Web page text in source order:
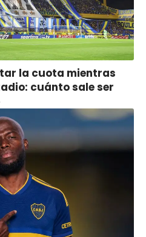
la cuota mientras
cuánto sale ser